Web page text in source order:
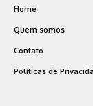
Home
Quem somos
Contato
Políticas de